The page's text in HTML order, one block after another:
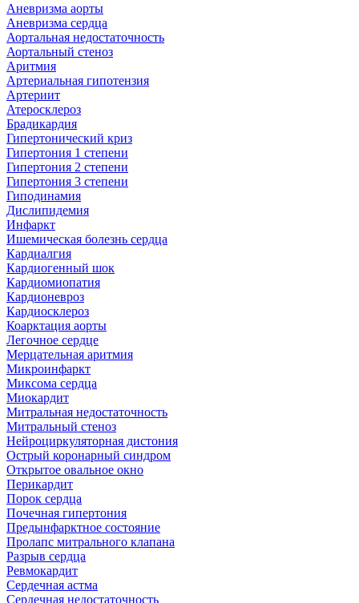
Аневризма аорты
Аневризма сердца
Аортальная недостаточность
Аортальный стеноз
Аритмия
Артериальная гипотензия
Артериит
Атеросклероз
Брадикардия
Гипертонический криз
Гипертония 1 степени
Гипертония 2 степени
Гипертония 3 степени
Гиподинамия
Дислипидемия
Инфаркт
Ишемическая болезнь сердца
Кардиалгия
Кардиогенный шок
Кардиомиопатия
Кардионевроз
Кардиосклероз
Коарктация аорты
Легочное сердце
Мерцательная аритмия
Микроинфаркт
Миксома сердца
Миокардит
Митральная недостаточность
Митральный стеноз
Нейроциркуляторная дистония
Острый коронарный синдром
Открытое овальное окно
Перикардит
Порок сердца
Почечная гипертония
Предынфарктное состояние
Пролапс митрального клапана
Разрыв сердца
Ревмокардит
Сердечная астма
Сердечная недостаточность